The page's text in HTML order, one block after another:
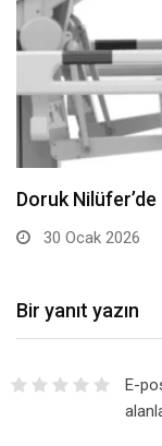
Doruk Nilüfer’de
30 Ocak 2026
Bir yanıt yazın
E-